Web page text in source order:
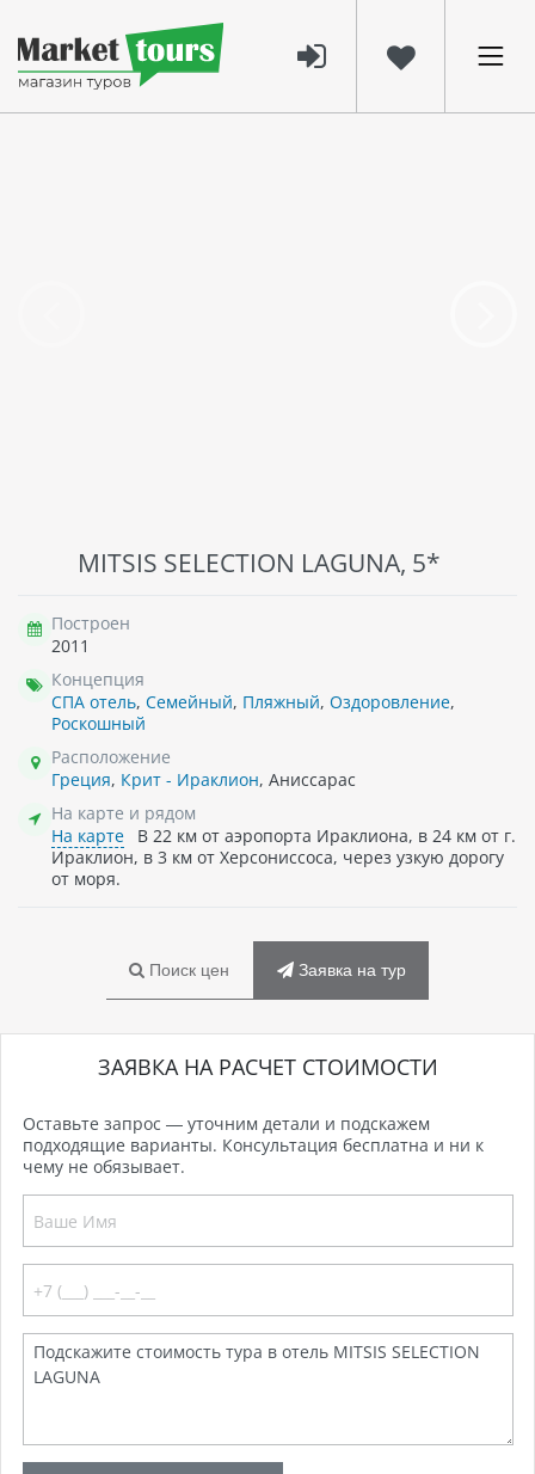
MITSIS SELECTION LAGUNA, 5*
Построен
2011
Концепция
СПА отель, Семейный, Пляжный, Оздоровление,
Роскошный
Расположение
Греция, Крит - Ираклион, Аниссарас
На карте и рядом
На карте
В 22 км от аэропорта Ираклиона, в 24 км от г.
Ираклион, в 3 км от Херсониссоса, через узкую дорогу
от моря.
Поиск цен Заявка на тур
ЗАЯВКА НА РАСЧЕТ СТОИМОСТИ
Оставьте запрос — уточним детали и подскажем
подходящие варианты. Консультация бесплатна и ни к
чему не обязывает.